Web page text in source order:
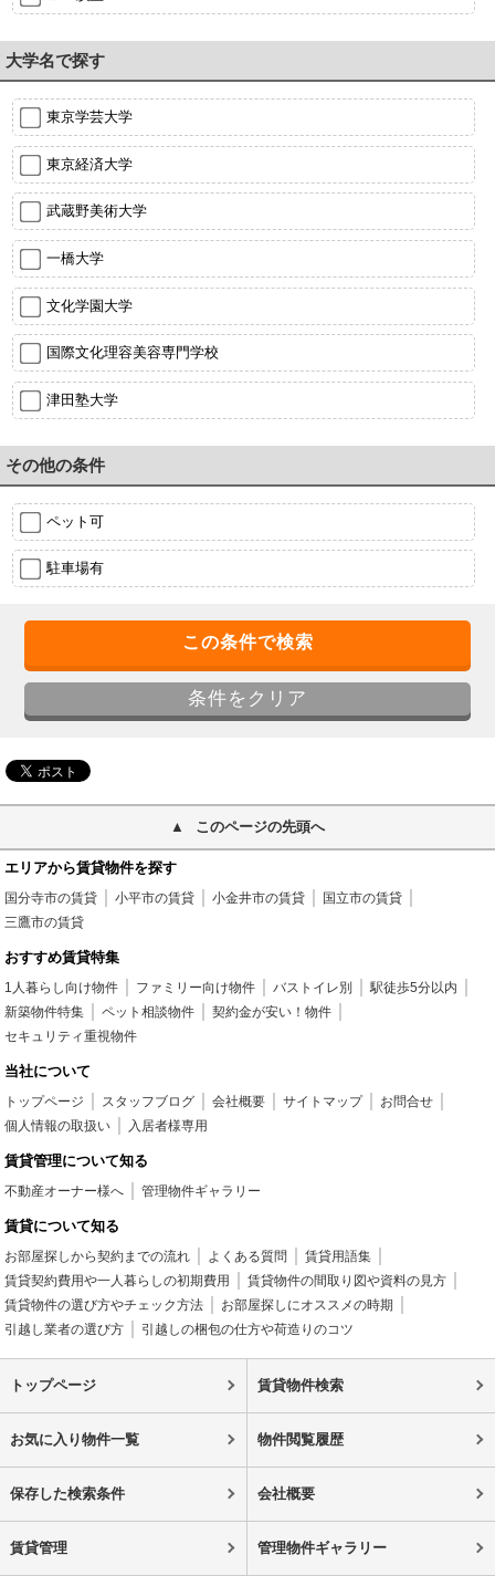
大学名で探す
東京学芸大学
東京経済大学
武蔵野美術大学
一橋大学
文化学園大学
国際文化理容美容専門学校
津田塾大学
その他の条件
ペット可
駐車場有
このページの先頭へ
エリアから賃貸物件を探す
国分寺市の賃貸 小平市の賃貸 小金井市の賃貸
国立市の賃貸
三鷹市の賃貸
おすすめ賃貸特集
1人暮らし向け物件 ファミリー向け物件 バストイレ別
駅徒歩5分以内
新築物件特集
ペット相談物件
契約金が安い！物件
セキュリティ重視物件
当社について
トップページ スタッフブログ 会社概要 サイトマップ
お問合せ
個人情報の取扱い
入居者様専用
賃貸管理について知る
不動産オーナー様へ 管理物件ギャラリー
賃貸について知る
お部屋探しから契約までの流れ よくある質問
賃貸用語集
賃貸契約費用や一人暮らしの初期費用
賃貸物件の間取り図や資料の見方
賃貸物件の選び方やチェック方法
お部屋探しにオススメの時期
引越し業者の選び方
引越しの梱包の仕方や荷造りのコツ
トップページ 賃貸物件検索
お気に入り物件一覧 物件閲覧履歴
保存した検索条件 会社概要
賃貸管理 管理物件ギャラリー